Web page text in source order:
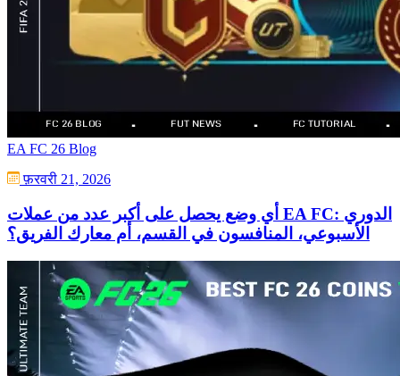
EA FC 26 Blog
फ़रवरी 21, 2026
أي وضع يحصل على أكبر عدد من عملات EA FC: الدوري
الأسبوعي، المنافسون في القسم، أم معارك الفريق؟